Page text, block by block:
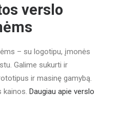
verslo
– su logotipu, įmonės
Galime sukurti ir
ir masinę gamybą.
kainos. Daugiau apie verslo